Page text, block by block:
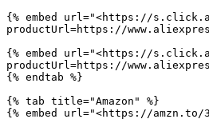
{% embed url="<https://
productUrl=https://
{% embed url="<https://
productUrl=https://
{% endtab %}
{% tab title="Amazon" %}
{% embed url="<https://amzn.to/